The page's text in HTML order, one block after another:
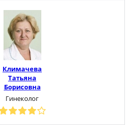
Климачева
Татьяна
Борисовна
Гинеколог